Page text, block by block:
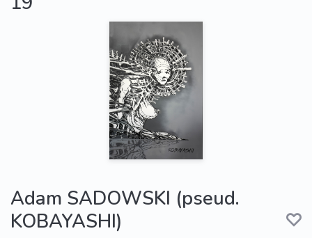
Adam SADOWSKI (pseud.
KOBAYASHI)